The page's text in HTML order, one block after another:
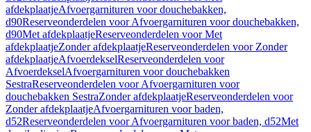
afdekplaatjeAfvoergarnituren voor douchebakken,
d90Reserveonderdelen voor Afvoergarnituren voor douchebakken,
d90Met afdekplaatjeReserveonderdelen voor Met
afdekplaatjeZonder afdekplaatjeReserveonderdelen voor Zonder
afdekplaatjeAfvoerdekselReserveonderdelen voor
AfvoerdekselAfvoergarnituren voor douchebakken
SestraReserveonderdelen voor Afvoergarnituren voor
douchebakken SestraZonder afdekplaatjeReserveonderdelen voor
Zonder afdekplaatjeAfvoergarnituren voor baden,
d52Reserveonderdelen voor Afvoergarnituren voor baden, d52Met